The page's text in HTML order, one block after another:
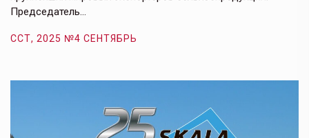
Председатель…
ССТ, 2025 №4 СЕНТЯБРЬ